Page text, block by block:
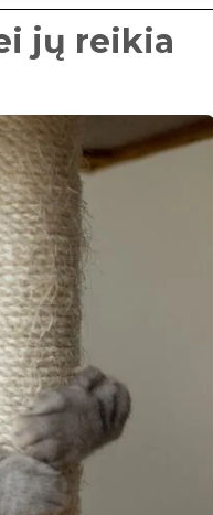
jų reikia